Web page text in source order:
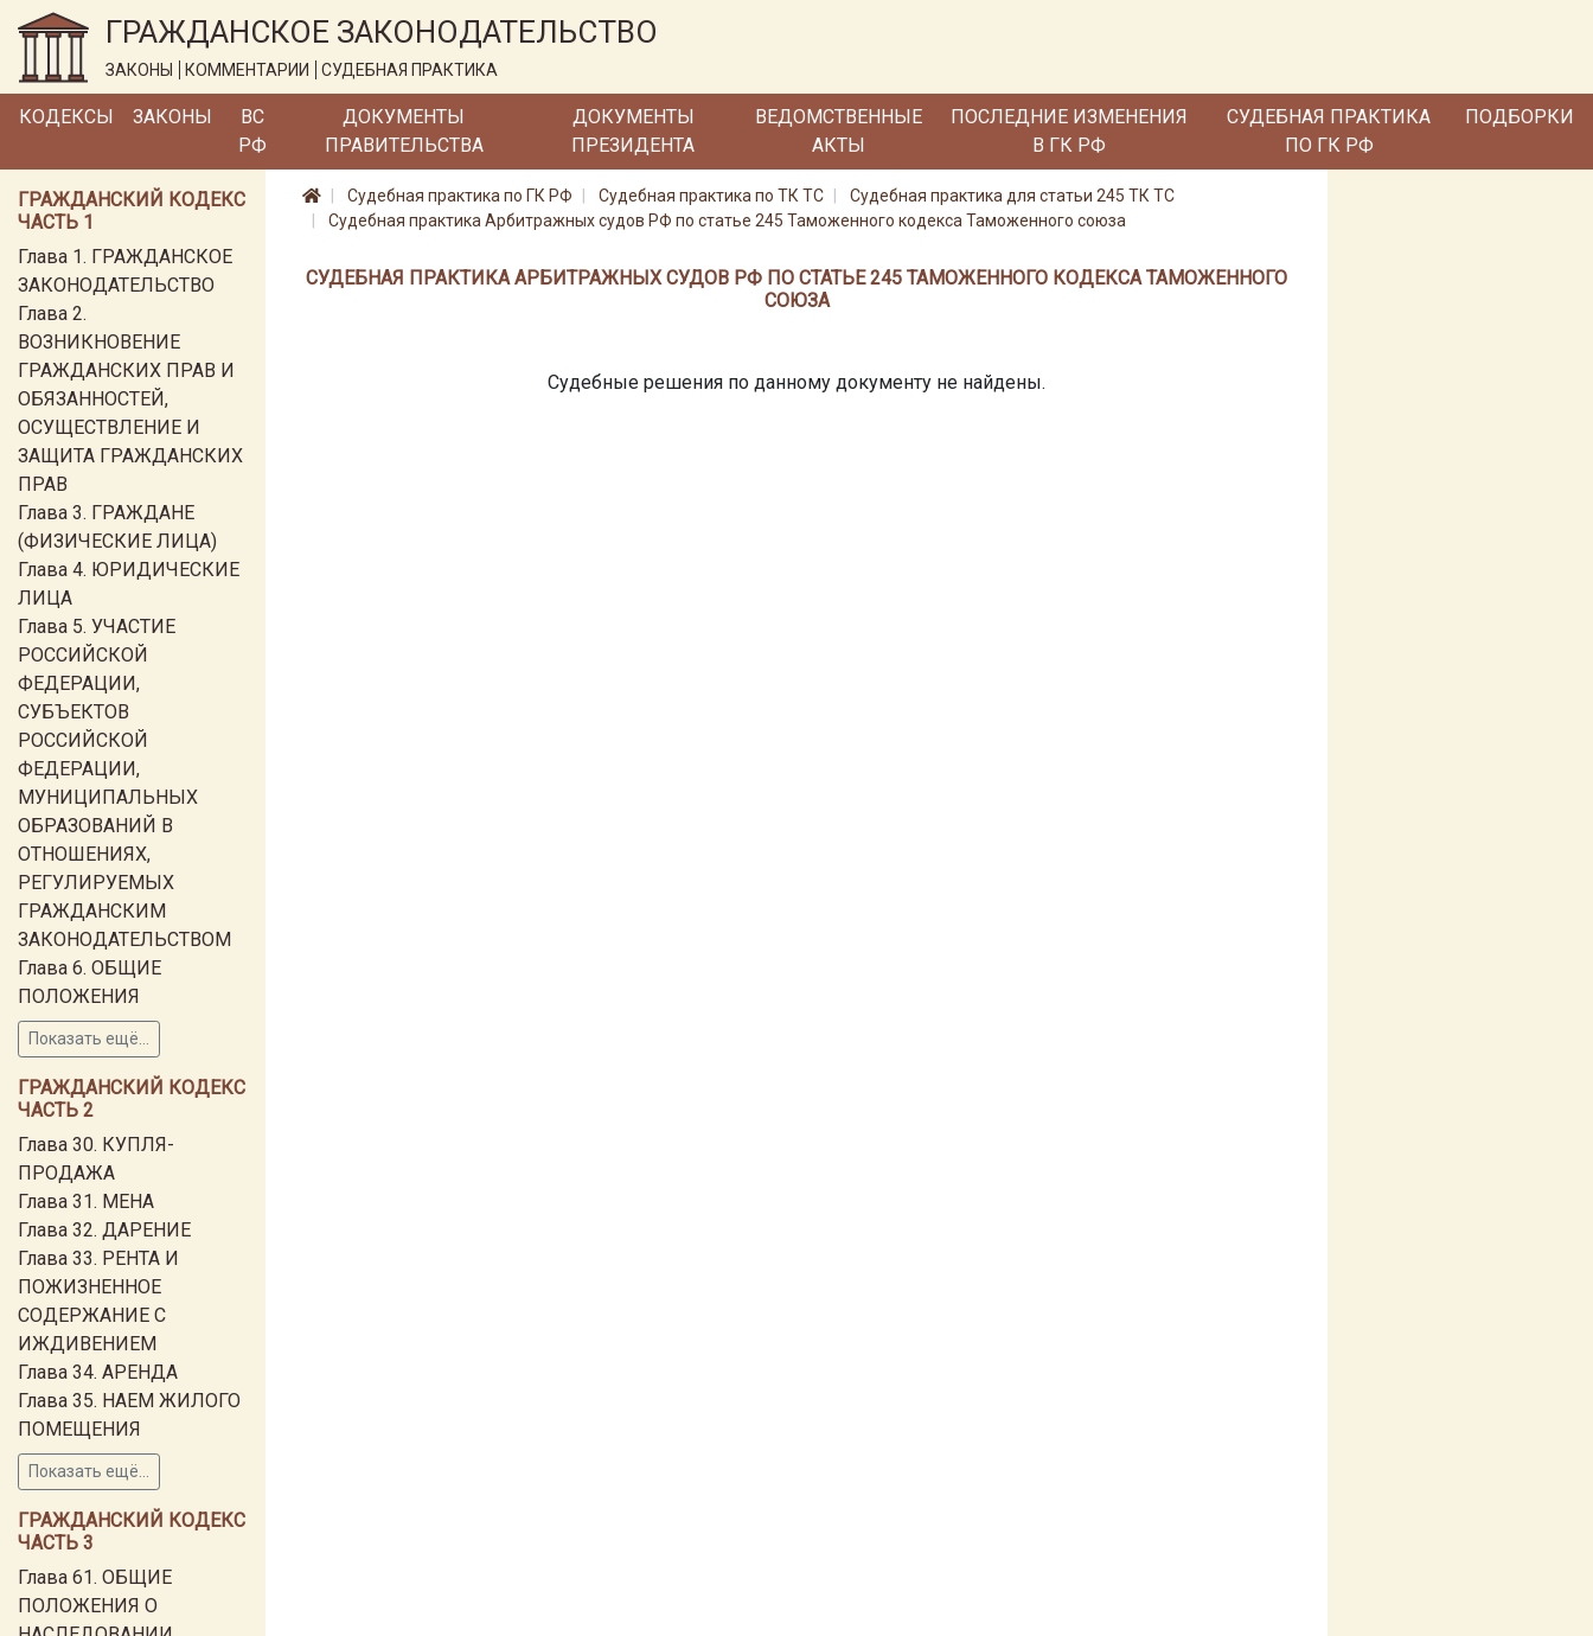
ГРАЖДАНСКОЕ ЗАКОНОДАТЕЛЬСТВО
ЗАКОНЫ КОММЕНТАРИИ СУДЕБНАЯ ПРАКТИКА
КОДЕКСЫ ЗАКОНЫ
ВС
РФ
ДОКУМЕНТЫ
ПРАВИТЕЛЬСТВА
ДОКУМЕНТЫ
ПРЕЗИДЕНТА
ВЕДОМСТВЕННЫЕ
АКТЫ
ПОСЛЕДНИЕ ИЗМЕНЕНИЯ
В ГК РФ
СУДЕБНАЯ ПРАКТИКА
ПО ГК РФ
ПОДБОРКИ
ГРАЖДАНСКИЙ КОДЕКС
ЧАСТЬ 1
Глава 1. ГРАЖДАНСКОЕ
ЗАКОНОДАТЕЛЬСТВО
Глава 2.
ВОЗНИКНОВЕНИЕ
ГРАЖДАНСКИХ ПРАВ И
ОБЯЗАННОСТЕЙ,
ОСУЩЕСТВЛЕНИЕ И
ЗАЩИТА ГРАЖДАНСКИХ
ПРАВ
Глава 3. ГРАЖДАНЕ
(ФИЗИЧЕСКИЕ ЛИЦА)
Глава 4. ЮРИДИЧЕСКИЕ
ЛИЦА
Глава 5. УЧАСТИЕ
РОССИЙСКОЙ
ФЕДЕРАЦИИ,
СУБЪЕКТОВ
РОССИЙСКОЙ
ФЕДЕРАЦИИ,
МУНИЦИПАЛЬНЫХ
ОБРАЗОВАНИЙ В
ОТНОШЕНИЯХ,
РЕГУЛИРУЕМЫХ
ГРАЖДАНСКИМ
ЗАКОНОДАТЕЛЬСТВОМ
Глава 6. ОБЩИЕ
ПОЛОЖЕНИЯ
Показать ещё...
ГРАЖДАНСКИЙ КОДЕКС
ЧАСТЬ 2
Глава 30. КУПЛЯ-
ПРОДАЖА
Глава 31. МЕНА
Глава 32. ДАРЕНИЕ
Глава 33. РЕНТА И
ПОЖИЗНЕННОЕ
СОДЕРЖАНИЕ С
ИЖДИВЕНИЕМ
Глава 34. АРЕНДА
Глава 35. НАЕМ ЖИЛОГО
ПОМЕЩЕНИЯ
Показать ещё...
ГРАЖДАНСКИЙ КОДЕКС
ЧАСТЬ 3
Глава 61. ОБЩИЕ
ПОЛОЖЕНИЯ О
Судебная практика по ГК РФ Судебная практика по ТК ТС
Судебная практика для статьи 245 ТК ТС
Судебная практика Арбитражных судов РФ по статье 245 Таможенного кодекса Таможенного союза
СУДЕБНАЯ ПРАКТИКА АРБИТРАЖНЫХ СУДОВ РФ ПО СТАТЬЕ 245 ТАМОЖЕННОГО КОДЕКСА ТАМОЖЕННОГО
СОЮЗА
Судебные решения по данному документу не найдены.